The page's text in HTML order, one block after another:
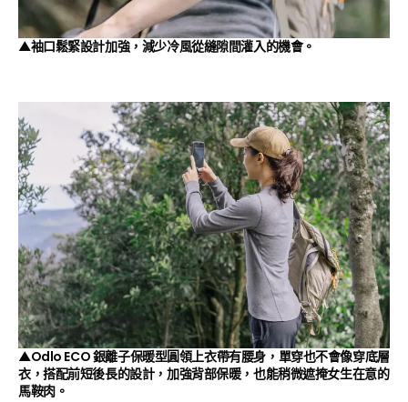
▲袖口鬆緊設計加強，減少冷風從縫隙間灌入的機會。
▲Odlo ECO 銀離子保暖型圓領上衣帶有腰身，單穿也不會像穿底層
衣，搭配前短後長的設計，加強背部保暖，也能稍微遮掩女生在意的
馬鞍肉。